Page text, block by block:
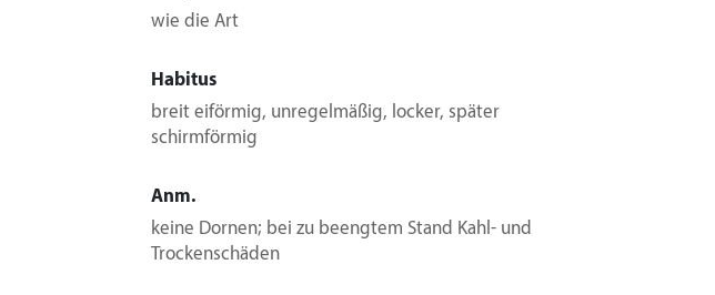
wie die Art
Habitus
breit eiförmig, unregelmäßig, locker, später
schirmförmig
Anm.
keine Dornen; bei zu beengtem Stand Kahl- und
Trockenschäden